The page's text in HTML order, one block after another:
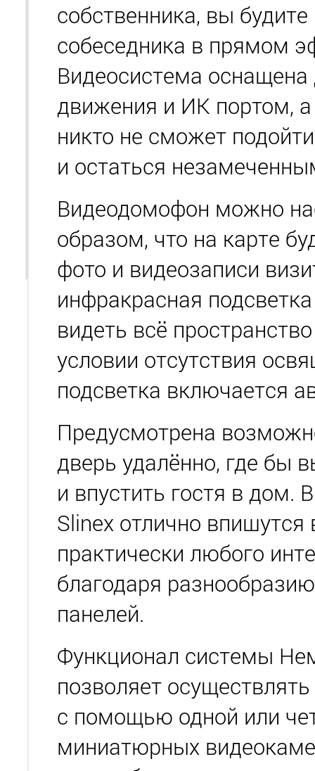
собственника, вы
собеседника в прямом
Видеосистема
движения и ИК портом, а
никто не сможет
и остаться
Видеодомофон можно
образом, что на карте
фото и видеозаписи
инфракрасная
видеть всё
условии отсутствия
подсветка включается
Предусмотрена
дверь удалённо, где бы
и впустить гостя в дом.
Slinex отлично впишутся
практически любого
благодаря
панелей.
Функционал системы
позволяет
с помощью одной или
миниатюрных